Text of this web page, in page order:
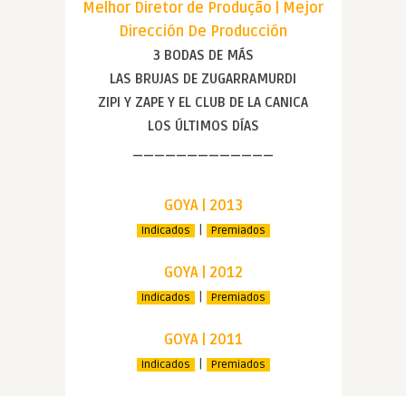
Melhor Diretor de Produção | Mejor
Dirección De Producción
3 BODAS DE MÁS
LAS BRUJAS DE ZUGARRAMURDI
ZIPI Y ZAPE Y EL CLUB DE LA CANICA
LOS ÚLTIMOS DÍAS
—————————————
GOYA | 2013
Indicados | Premiados
GOYA | 2012
Indicados | Premiados
GOYA | 2011
Indicados | Premiados